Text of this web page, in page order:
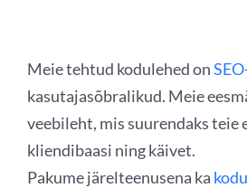
Meie tehtud kodulehed onSEO
kasutajasõbralikud. Meie
veebileht, mis suurendaks
kliendibaasi ning käivet.
Pakume järelteenusena ka